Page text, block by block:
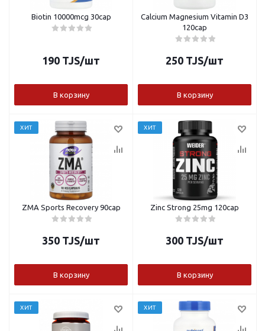
Biotin 10000mcg 30cap
190 TJS/шт
В корзину
Calcium Magnesium Vitamin D3
120cap
250 TJS/шт
В корзину
ХИТ
ZMA Sports Recovery 90cap
350 TJS/шт
В корзину
ХИТ
Zinc Strong 25mg 120cap
300 TJS/шт
В корзину
ХИТ ХИТ